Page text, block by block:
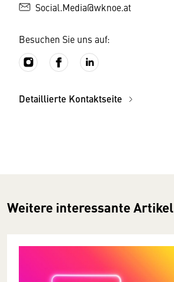
Social.Media@wknoe.at
Besuchen Sie uns auf:
Detaillierte Kontaktseite
Weitere interessante Artikel